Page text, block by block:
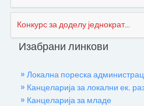
Конкурс за доделу једнократ...
Изабрани линкови
» Локална пореска
» Канцеларија за локални ек.
» Канцеларија за младе